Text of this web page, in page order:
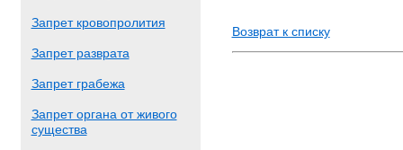
Запрет кровопролития
Запрет разврата
Запрет грабежа
Запрет органа от живого
существа
Возврат к списку